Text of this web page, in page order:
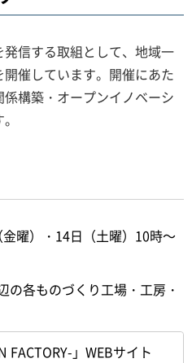
信する取組として、地域一
催しています。開催にあた
構築・オープンイノベーシ
曜）・14日（土曜）10時～
の各ものづくり工場・工房・
FACTORY-」WEBサイト